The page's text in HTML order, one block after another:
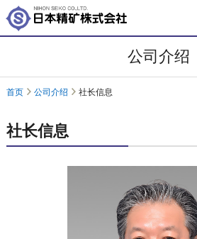
投资者关系
日本語
咨询
公司介绍
首页 公司介绍 社长信息
社长信息